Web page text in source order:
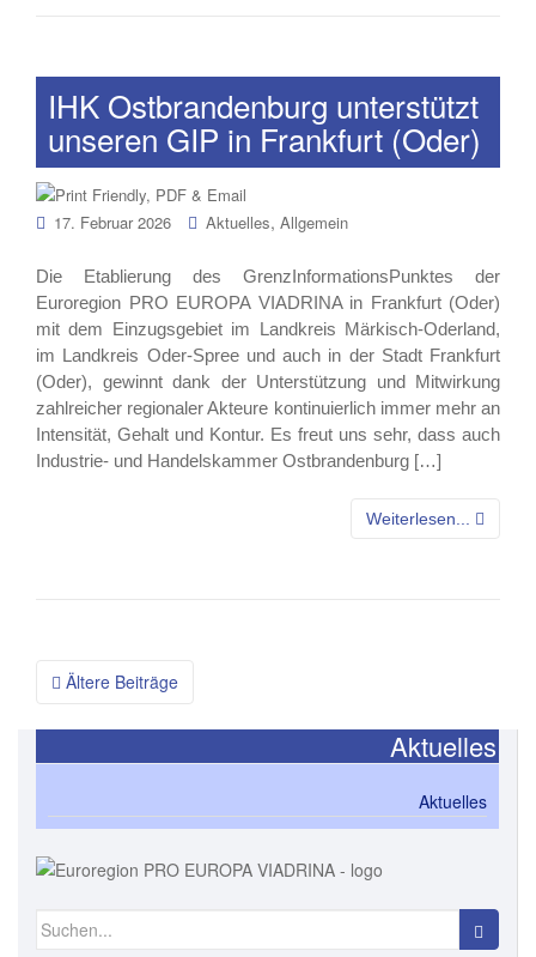
IHK Ostbrandenburg unterstützt
unseren GIP in Frankfurt (Oder)
17. Februar 2026 Aktuelles, Allgemein
Die Etablierung des GrenzInformationsPunktes der
Euroregion PRO EUROPA VIADRINA in Frankfurt (Oder)
mit dem Einzugsgebiet im Landkreis Märkisch-Oderland,
im Landkreis Oder-Spree und auch in der Stadt Frankfurt
(Oder), gewinnt dank der Unterstützung und Mitwirkung
zahlreicher regionaler Akteure kontinuierlich immer mehr an
Intensität, Gehalt und Kontur. Es freut uns sehr, dass auch
Industrie- und Handelskammer Ostbrandenburg […]
Weiterlesen...
Beitragsnavigation
Ältere Beiträge
Aktuelles
Aktuelles
Suchen nach: